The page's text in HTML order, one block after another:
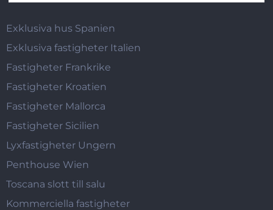
Exklusiva hus Spanien
Exklusiva fastigheter Italien
Fastigheter Frankrike
Fastigheter Kroatien
Fastigheter Mallorca
Fastigheter Sicilien
Lyxfastigheter Ungern
Penthouse Wien
Toscana slott till salu
Kommerciella fastigheter